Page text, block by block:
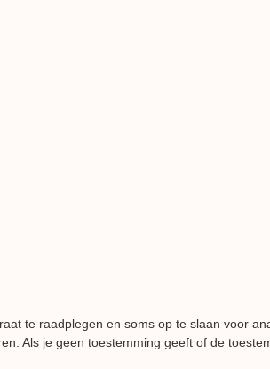
te raadplegen en soms op te slaan voor
Als je geen toestemming geeft of de